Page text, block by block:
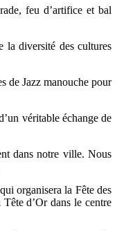
feu d’artifice et bal
la diversité des cultures
de Jazz manouche pour
véritable échange de
dans notre ville. Nous
organisera la Fête des
d’Or dans le centre